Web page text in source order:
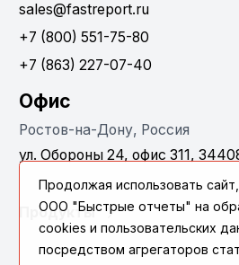
sales@fastreport.ru
+7 (800) 551-75-80
+7 (863) 227-07-40
Офис
Ростов-на-Дону, Россия
ул. Обороны 24, офис 311,
Продукты
Продолжая использовать
ООО "Быстрые отчеты" на
cookies и пользовательских
посредством агрегаторов